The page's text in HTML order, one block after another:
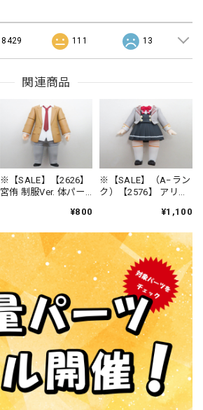
8429 111 13
関連商品
※【SALE】【2626】
宮侑 制服Ver. 体パー
¥800
※【SALE】（A−ラン
ク）【2576】 アリ
九条 体パーツ 制服
¥1,100